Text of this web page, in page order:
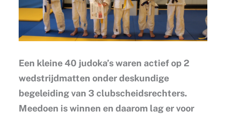
Een kleine 40 judoka’s waren actief op 2
wedstrijdmatten onder deskundige
begeleiding van 3 clubscheidsrechters.
Meedoen is winnen en daarom lag er voor